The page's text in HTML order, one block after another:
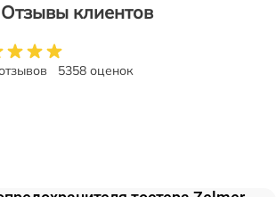
Отзывы клиентов
5358 оценок